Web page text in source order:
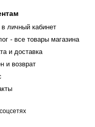
личный кабинет
- все товары магазина
и доставка
и возврат